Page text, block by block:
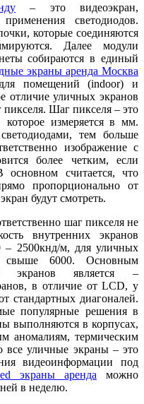
– это видеоэкран,
светодиодов.
которые соединяются
Далее модули
собираются в единый
экраны аренда Москва
помещений (indoor) и
отличие уличных экранов
пикселя. Шаг пикселя – это
которое измеряется в мм.
тем больше
изображение с
более четким, если
считается, что
пропорционально от
будут смотреть.
шаг пикселя не
внутренних экранов
– 2500кнд/м, для уличных
свыше 6000. Основным
экранов является –
в отличие от LCD, у
стандартных диагоналей.
популярные решения в
выполняются в корпусах,
аномалиям, термическим
все уличные экраны – это
видеоинформации под
экраны аренда можно
в неделю.